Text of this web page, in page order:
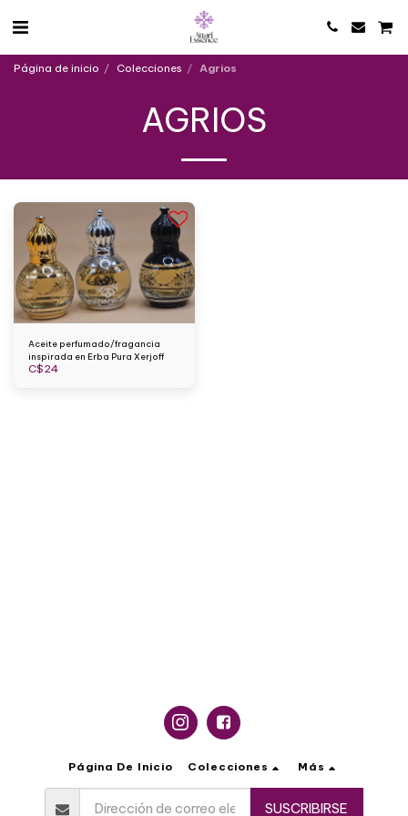
Página de inicio Colecciones Agrios
AGRIOS
Aceite perfumado/fragancia
inspirada en Erba Pura Xerjoff
C$24
Página De Inicio Colecciones Más
SUSCRIBIRSE